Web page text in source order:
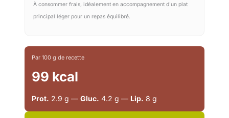
À consommer frais, idéalement en accompagnement d'un plat
principal léger pour un repas équilibré.
Par 100 g de recette
99 kcal
Prot. 2.9 g — Gluc. 4.2 g — Lip. 8 g